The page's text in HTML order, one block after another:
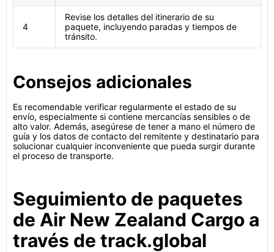
4
Revise los detalles del itinerario de su
paquete, incluyendo paradas y tiempos de
tránsito.
Consejos adicionales
Es recomendable verificar regularmente el estado de su
envío, especialmente si contiene mercancías sensibles o de
alto valor. Además, asegúrese de tener a mano el número de
guía y los datos de contacto del remitente y destinatario para
solucionar cualquier inconveniente que pueda surgir durante
el proceso de transporte.
Seguimiento de paquetes
de Air New Zealand Cargo a
través de track.global